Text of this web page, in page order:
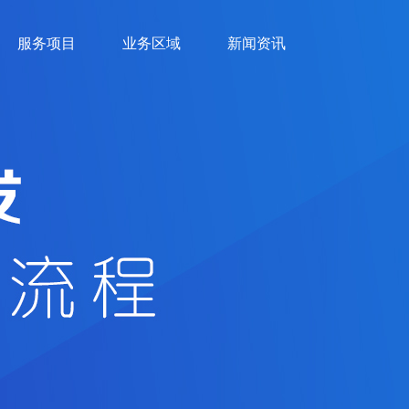
服务项目 业务区域 新闻资讯